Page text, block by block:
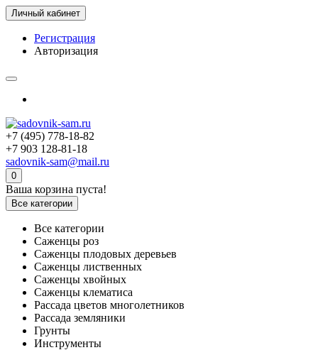
Личный кабинет
Регистрация
Авторизация
+7 (495) 778-18-82
+7 903 128-81-18
sadovnik-sam@mail.ru
0
Ваша корзина пуста!
Все категории
Все категории
Саженцы роз
Саженцы плодовых деревьев
Саженцы лиственных
Саженцы хвойных
Саженцы клематиса
Рассада цветов многолетников
Рассада земляники
Грунты
Инструменты